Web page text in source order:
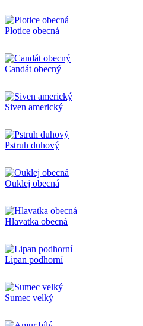
Plotice obecná
Candát obecný
Siven americký
Pstruh duhový
Ouklej obecná
Hlavatka obecná
Lipan podhorní
Sumec velký